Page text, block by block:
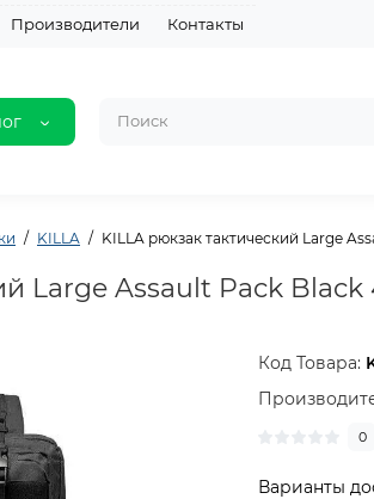
Производители Контакты
KILLA KILLA рюкзак тактический Large
Large Assault Pack Black
Код Товара:
0
Варианты